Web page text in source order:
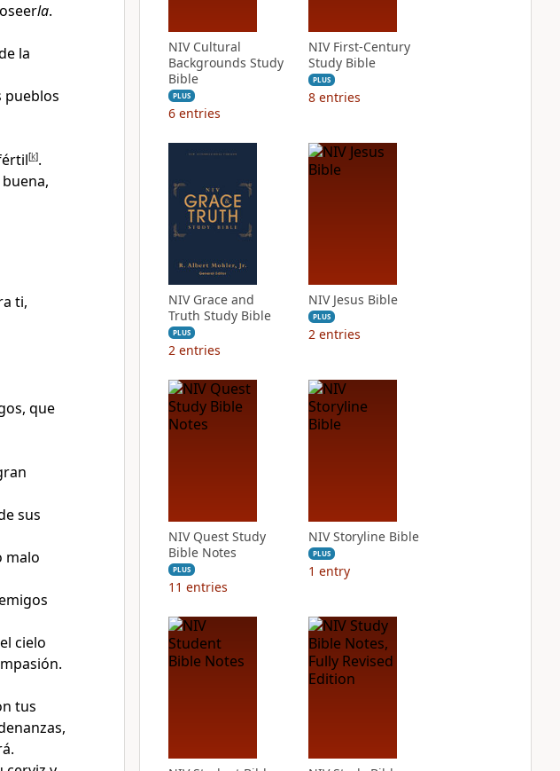
la.
la
pueblos
[k].
ti,
que
sus
malo
cielo
.
tus
.
NIV Cultural
Backgrounds Study
Bible
PLUS
6 entries
NIV First-Century
Study Bible
PLUS
8 entries
NIV Grace and
Truth Study Bible
PLUS
2 entries
NIV Jesus Bible
PLUS
2 entries
NIV Quest Study
Bible Notes
PLUS
11 entries
NIV Storyline Bible
PLUS
1 entry